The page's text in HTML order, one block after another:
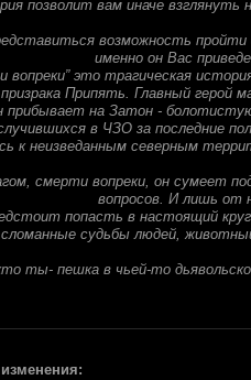
позволит вам иначе взглянуть
возможность
именно он Вас
вопреки” это трагическая
призрака Припять. Главный герой
прибывает на Затон -
в ЧЗО за последние
к неизведанным северным
смерти вопреки, он сумеет
вопросов. И лишь от
попасть в настоящий
судьбы людей,
ты- пешка в чьей-то